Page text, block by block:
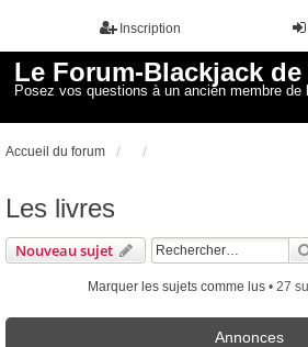
Inscription
Le Forum-Blackjack
Posez vos questions à un ancien membre de
Accueil du forum
Les livres
Nouveau sujet
Marquer les sujets comme lus • 27
Annonces